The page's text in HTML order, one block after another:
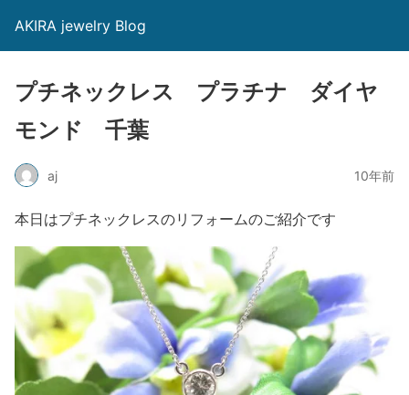
AKIRA jewelry Blog
プチネックレス プラチナ ダイヤ
モンド 千葉
aj 10年前
本日はプチネックレスのリフォームのご紹介です